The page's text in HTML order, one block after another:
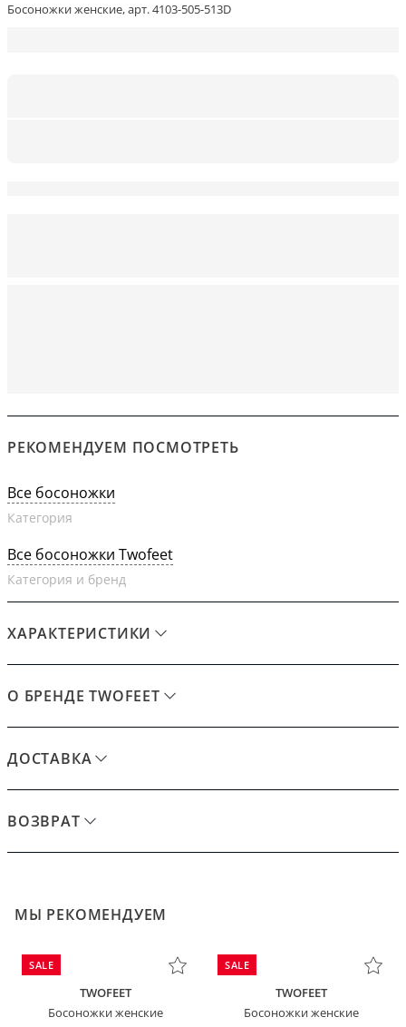
Босоножки женские, арт. 4103-505-513D
РЕКОМЕНДУЕМ ПОСМОТРЕТЬ
Все босоножки
Категория
Все босоножки Twofeet
Категория и бренд
ХАРАКТЕРИСТИКИ
О БРЕНДЕ TWOFEET
ДОСТАВКА
ВОЗВРАТ
МЫ РЕКОМЕНДУЕМ
SALE
TWOFEET
Босоножки женские
SALE
TWOFEET
Босоножки женские